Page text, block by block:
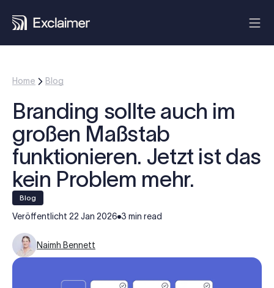
Home Blog
Branding sollte auch im
großen Maßstab
funktionieren. Jetzt ist das
kein Problem mehr.
blog
Veröffentlicht 22 Jan 2026 3 min read
Naimh Bennett